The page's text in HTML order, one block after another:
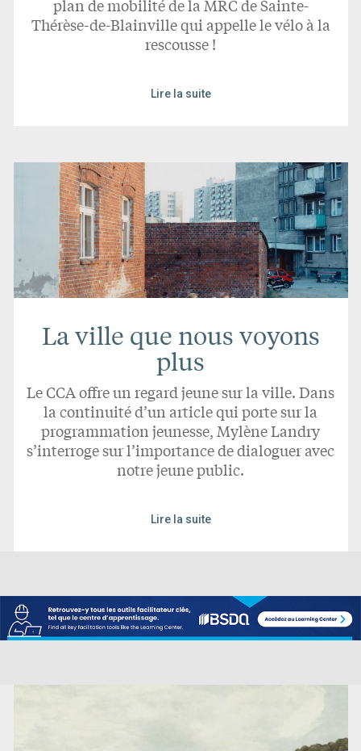
plan de mobilité de la MRC de Sainte-
Thérèse-de-Blainville qui appelle le vélo à la
rescousse !
Lire la suite
La ville que nous voyons
plus
Le CCA offre un regard jeune sur la ville. Dans
la continuité d’un article qui porte sur la
programmation jeunesse, Mylène Landry
s’interroge sur l’importance de dialoguer avec
notre jeune public.
Lire la suite